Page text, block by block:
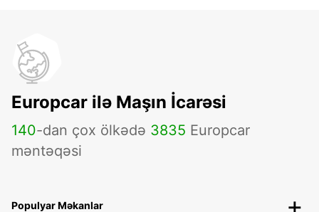
Europcar ilə Maşın İcarəsi
140-dan çox ölkədə 3835 Europcar
məntəqəsi
Populyar Məkanlar